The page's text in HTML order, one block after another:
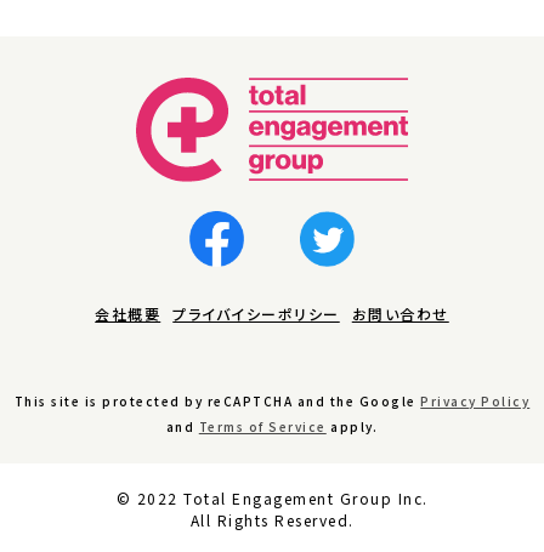
会社概要 プライバイシーポリシー お問い合わせ
This site is protected by reCAPTCHA and the GooglePrivacy Policy
and Terms of Service apply.
© 2022 Total Engagement Group Inc.
All Rights Reserved.